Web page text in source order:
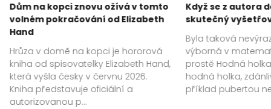
Dům na kopci znovu ožívá v tomto
volném pokračování od Elizabeth
Hand
Hrůza v domě na kopci je hororová
kniha od spisovatelky Elizabeth Hand,
která vyšla česky v červnu 2026.
Kniha představuje oficiální a
autorizovanou p...
Když se z autora
skutečný
Byla taková
výborná v
prostě Hodná
hodná holka,
příklad pubertou